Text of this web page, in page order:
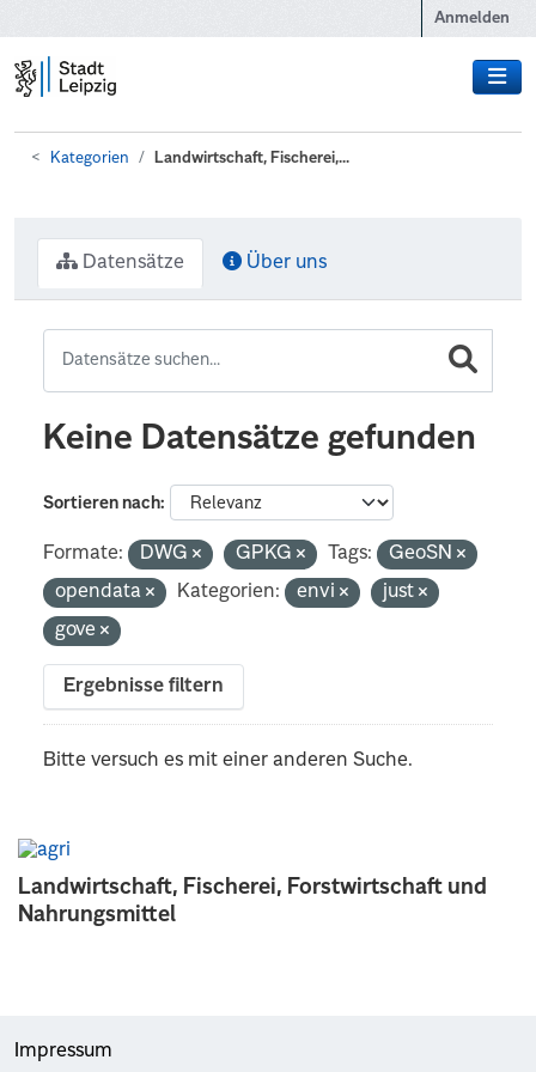
Anmelden
Kategorien Landwirtschaft, Fischerei,...
Landwirtschaft, Fischerei, Forstwirtschaft und
Nahrungsmittel
Datensätze Über uns
Keine Datensätze gefunden
Sortieren nach
Formate: DWG GPKG Tags:
GeoSN
opendata
Kategorien: envi
just
gove
Ergebnisse filtern
Bitte versuch es mit einer anderen Suche.
Impressum